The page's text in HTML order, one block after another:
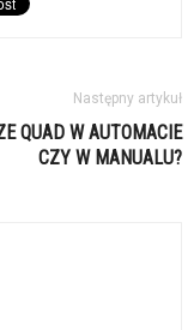
Następny artykuł
QUAD W AUTOMACIE
CZY W MANUALU?